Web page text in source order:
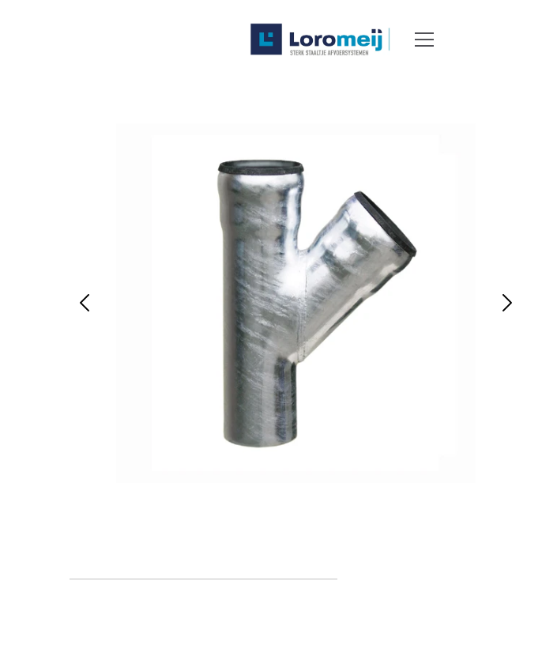
Projecten
Poedercoaten
Over ons
Waarom Loromeij
Downloads
HWA
Contact
FAQ
Blogs